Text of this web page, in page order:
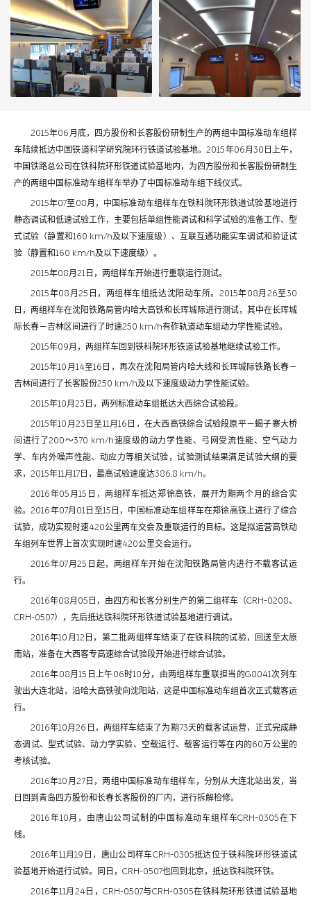
2015年06月底，四方股份和长客股份研制生产的两组中国标准动车组样
车陆续抵达中国铁道科学研究院环行铁道试验基地。2015年06月30日上午，
中国铁路总公司在铁科院环形铁道试验基地内，为四方股份和长客股份研制生
产的两组中国标准动车组样车举办了中国标准动车组下线仪式。
2015年07至08月，中国标准动车组样车在铁科院环形铁道试验基地进行
静态调试和低速试验工作，主要包括单组性能调试和科学试验的准备工作、型
式试验（静置和160 km/h及以下速度级）、互联互通功能实车调试和验证试
验（静置和160 km/h及以下速度级）。
2015年08月21日，两组样车开始进行重联运行测试。
2015年08月25日，两组样车组抵达沈阳动车所。2015年08月26至30
日，两组样车在沈阳铁路局管内哈大高铁和长珲城际进行测试，其中在长珲城
际长春－吉林区间进行了时速250 km/h有砟轨道动车组动力学性能试验。
2015年09月，两组样车回到铁科院环形铁道试验基地继续试验工作。
2015年10月14至16日，再次在沈阳局管内哈大线和长珲城际铁路长春－
吉林间进行了长客股份250 km/h及以下速度级动力学性能试验。
2015年10月23日，两列标准动车组抵达大西综合试验段。
2015年10月23日至11月16日，在大西高铁综合试验段原平－蝎子寨大桥
间进行了200～370 km/h速度级的动力学性能、弓网受流性能、空气动力
学、车内外噪声性能、动应力等相关试验，试验测试结果满足试验大纲的要
求，2015年11月17日，最高试验速度达386.8 km/h。
2016年05月15日，两组样车抵达郑徐高铁，展开为期两个月的综合实
验。2016年07月01日至15日，中国标准动车组样车在郑徐高铁上进行了综合
试验，成功实现时速420公里两车交会及重联运行的目标。这是拟运营高铁动
车组列车世界上首次实现时速420公里交会运行。
2016年07月25日起，两组样车开始在沈阳铁路局管内进行不载客试运
行。
2016年08月05日，由四方和长客分别生产的第二组样车（CRH-0208、
CRH-0507），先后抵达铁科院环形铁道试验基地进行调试。
2016年10月12日，第二批两组样车结束了在铁科院的试验，回送至太原
南站，准备在大西客专高速综合试验段开始进行综合试验。
2016年08月15日上午06时10分，由两组样车重联担当的G8041次列车
驶出大连北站，沿哈大高铁驶向沈阳站，这是中国标准动车组首次正式载客运
行。
2016年10月26日，两组样车结束了为期73天的载客试运营，正式完成静
态调试、型式试验、动力学实验、空载运行、载客运行等在内的60万公里的
考核试验。
2016年10月27日，两组中国标准动车组样车，分别从大连北站出发，当
日回到青岛四方股份和长春长客股份的厂内，进行拆解检修。
2016年10月，由唐山公司试制的中国标准动车组样车CRH-0305在下
线。
2016年11月19日，唐山公司样车CRH-0305抵达位于铁科院环形铁道试
验基地开始进行试验。同日，CRH-0507也回到北京，抵达铁科院环铁。
2016年11月24日，CRH-0507与CRH-0305在铁科院环形铁道试验基地